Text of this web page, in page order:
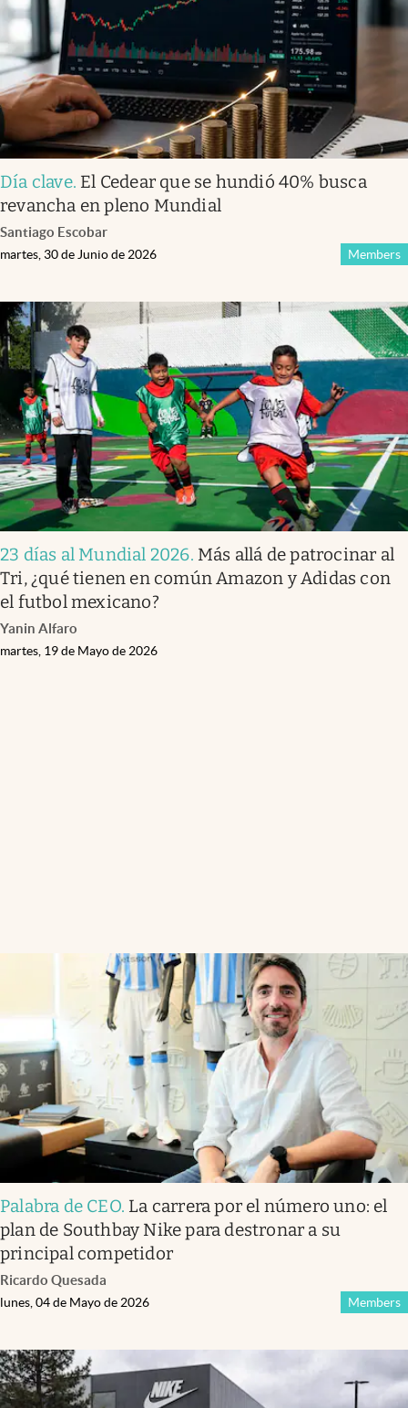
Día clave. El Cedear que se hundió 40% busca
revancha en pleno Mundial
Santiago Escobar
Members
martes, 30 de Junio de 2026
23 días al Mundial 2026. Más allá de patrocinar al
Tri, ¿qué tienen en común Amazon y Adidas con
el futbol mexicano?
Yanin Alfaro
martes, 19 de Mayo de 2026
Palabra de CEO. La carrera por el número uno: el
plan de Southbay Nike para destronar a su
principal competidor
Ricardo Quesada
Members
lunes, 04 de Mayo de 2026